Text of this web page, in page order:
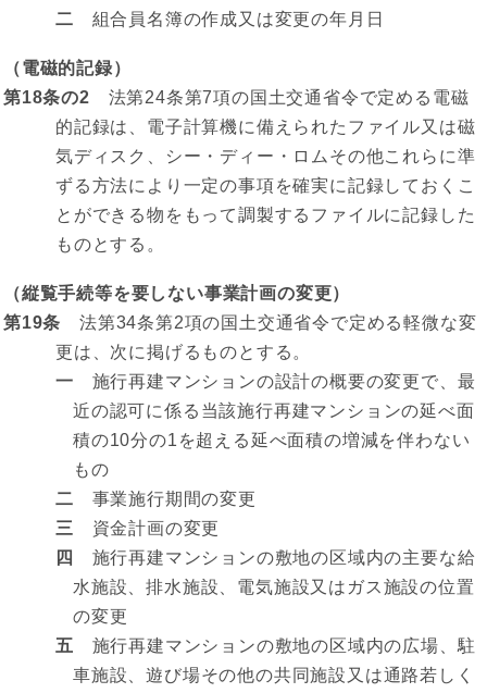
二 組合員名簿の作成又は変更の年月日
（電磁的記録）
第18条の2 法第24条第7項の国土交通省令で定める電磁
的記録は、電子計算機に備えられたファイル又は磁
気ディスク、シー・ディー・ロムその他これらに準
ずる方法により一定の事項を確実に記録しておくこ
とができる物をもって調製するファイルに記録した
ものとする。
（縦覧手続等を要しない事業計画の変更）
第19条 法第34条第2項の国土交通省令で定める軽微な変
更は、次に掲げるものとする。
一 施行再建マンションの設計の概要の変更で、最
近の認可に係る当該施行再建マンションの延べ面
積の10分の1を超える延べ面積の増減を伴わない
もの
二 事業施行期間の変更
三
資金計画の変更
四
施行再建マンションの敷地の区域内の主要な給
水施設、排水施設、電気施設又はガス施設の位置
の変更
五 施行再建マンションの敷地の区域内の広場、駐
車施設、遊び場その他の共同施設又は通路若しく